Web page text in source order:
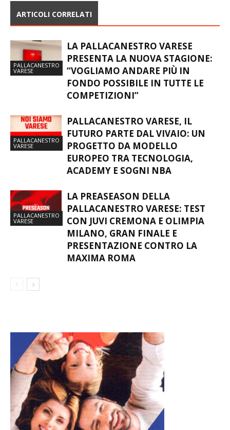
ARTICOLI CORRELATI
PALLACANESTRO
VARESE
LA PALLACANESTRO VARESE
PRESENTA LA NUOVA STAGIONE:
“VOGLIAMO ANDARE PIÙ IN
FONDO POSSIBILE IN TUTTE LE
COMPETIZIONI”
PALLACANESTRO
VARESE
PALLACANESTRO VARESE, IL
FUTURO PARTE DAL VIVAIO: UN
PROGETTO DA MODELLO
EUROPEO TRA TECNOLOGIA,
ACADEMY E SOGNI NBA
PALLACANESTRO
VARESE
LA PREASEASON DELLA
PALLACANESTRO VARESE: TEST
CON JUVI CREMONA E OLIMPIA
MILANO, GRAN FINALE E
PRESENTAZIONE CONTRO LA
MAXIMA ROMA